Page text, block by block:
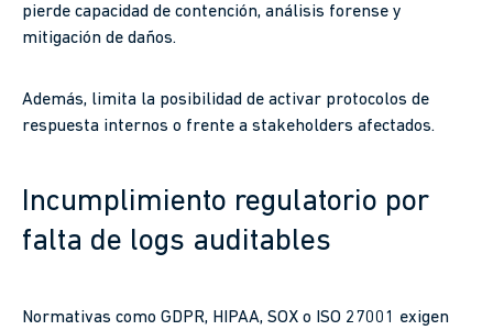
pierde capacidad de contención, análisis forense y
mitigación de daños.
Además, limita la posibilidad de activar protocolos de
respuesta internos o frente a stakeholders afectados.
Incumplimiento regulatorio por
falta de logs auditables
Normativas como GDPR, HIPAA, SOX o ISO 27001 exigen